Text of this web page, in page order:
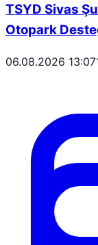
TSYD Sivas
Otopark
06.08.2026 13:07